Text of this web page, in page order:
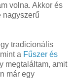
volna. Akkor és
nagyszerű
tradicionális
a Fűszer és
megtaláltam, amit
már egy